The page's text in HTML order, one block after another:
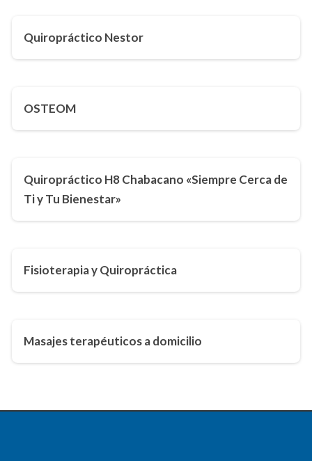
Quiropráctico Nestor
OSTEOM
Quiropráctico H8 Chabacano «Siempre Cerca de
Ti y Tu Bienestar»
Fisioterapia y Quiropráctica
Masajes terapéuticos a domicilio